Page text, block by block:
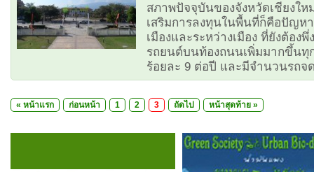
สภาพปัจจุบันของจังหวัดเชียงใ
เสริมการลงทุนในพื้นที่ก็คือปัญห
เมืองและระหว่างเมือง ที่ยังต้อ
รถยนต์บนท้องถนนเพิ่มมากขึ้น
ร้อยละ 9 ต่อปี และมีจำนวนรถจ
« หน้าแรก ก่อนหน้า 1 2 3 ถัดไป หน้าสุดท้าย »